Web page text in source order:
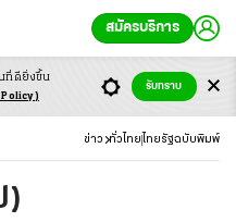
สมัครบริการ
ข่าว ทั่วไทย ไทยรัฐฉบับพิมพ์
)
ที่ดียิ่งขึ้น
รับทราบ